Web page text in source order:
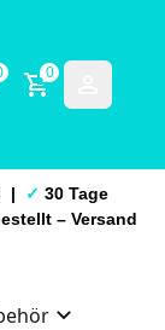
0
| ✓ 30 Tage
– Versand